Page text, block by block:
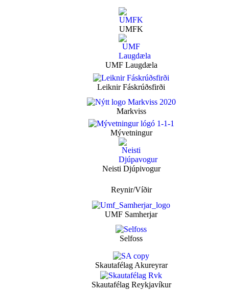
UMFK
UMF Laugdæla
Leiknir Fáskrúðsfirði
Markviss
Mývetningur
Neisti Djúpivogur
Reynir/Víðir
UMF Samherjar
Selfoss
Skautafélag Akureyrar
Skautafélag Reykjavíkur